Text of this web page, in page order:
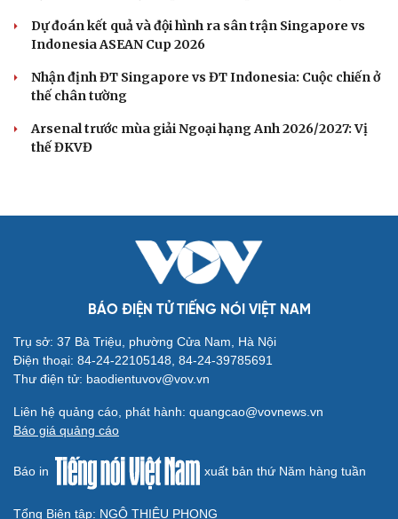
Dự đoán kết quả và đội hình ra sân trận Singapore vs
Indonesia ASEAN Cup 2026
Nhận định ĐT Singapore vs ĐT Indonesia: Cuộc chiến ở
thế chân tường
Arsenal trước mùa giải Ngoại hạng Anh 2026/2027: Vị
thế ĐKVĐ
BÁO ĐIỆN TỬ TIẾNG NÓI VIỆT NAM
Trụ sở: 37 Bà Triệu, phường Cửa Nam, Hà Nội
Điện thoại: 84-24-22105148, 84-24-39785691
Thư điện tử: baodientuvov@vov.vn
Liên hệ quảng cáo, phát hành: quangcao@vovnews.vn
Báo giá quảng cáo
Báo in xuất bản thứ Năm hàng tuần
Tổng Biên tập: NGÔ THIỆU PHONG